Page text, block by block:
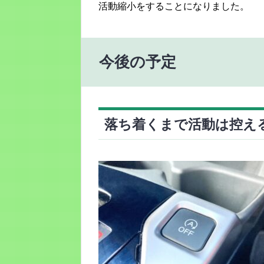
活動縮小をすることになりました。
今後の予定
落ち着くまで活動は控え